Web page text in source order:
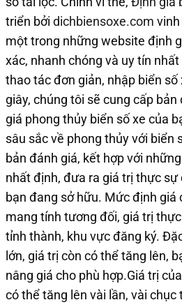
triển bởi dichbiensoxe.com
một trong những website định
xác, nhanh chóng và uy tín
thao tác đơn giản, nhập biển số
giây, chúng tôi sẽ cung cấp
giá phong thủy biển số xe của
sâu sắc về phong thủy với biển
bản đánh giá, kết hợp với
nhất định, đưa ra giá trị thực sự
bạn đang sở hữu. Mức định giá
mang tính tương đối, giá trị
tỉnh thành, khu vực đăng ký.
lớn, giá trị còn có thể tăng lên,
nâng giá cho phù hợp.Giá trị
có thể tăng lên vài lần, vài